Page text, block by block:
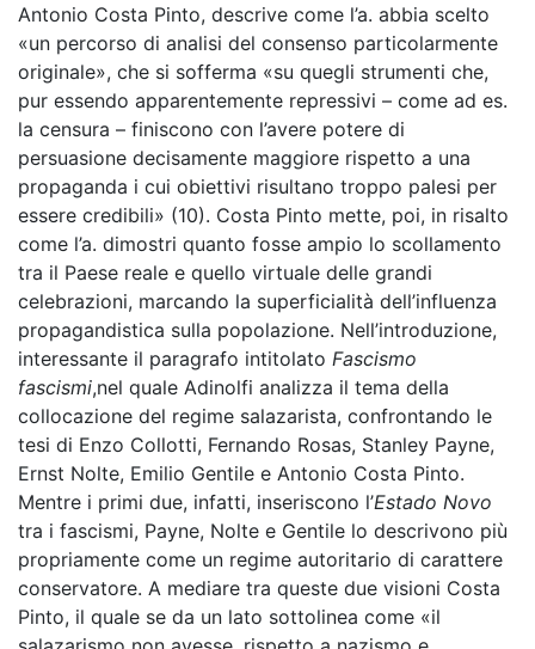
Antonio Costa Pinto, descrive come l’a. abbia scelto
«un percorso di analisi del consenso particolarmente
originale», che si sofferma «su quegli strumenti che,
pur essendo apparentemente repressivi – come ad es.
la censura – finiscono con l’avere potere di
persuasione decisamente maggiore rispetto a una
propaganda i cui obiettivi risultano troppo palesi per
essere credibili» (10). Costa Pinto mette, poi, in risalto
come l’a. dimostri quanto fosse ampio lo scollamento
tra il Paese reale e quello virtuale delle grandi
celebrazioni, marcando la superficialità dell’influenza
propagandistica sulla popolazione. Nell’introduzione,
interessante il paragrafo intitolato Fascismo
fascismi,nel quale Adinolfi analizza il tema della
collocazione del regime salazarista, confrontando le
tesi di Enzo Collotti, Fernando Rosas, Stanley Payne,
Ernst Nolte, Emilio Gentile e Antonio Costa Pinto.
Mentre i primi due, infatti, inseriscono l’Estado Novo
tra i fascismi, Payne, Nolte e Gentile lo descrivono più
propriamente come un regime autoritario di carattere
conservatore. A mediare tra queste due visioni Costa
Pinto, il quale se da un lato sottolinea come «il